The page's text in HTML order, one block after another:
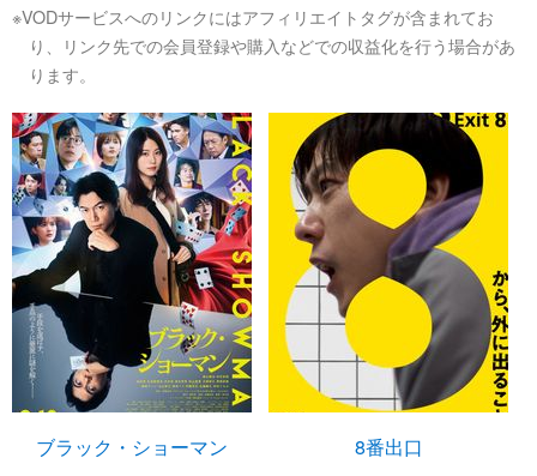
※VODサービスへのリンクにはアフィリエイトタグが含まれてお
り、リンク先での会員登録や購入などでの収益化を行う場合があ
ります。
ブラック・ショーマン 8番出口